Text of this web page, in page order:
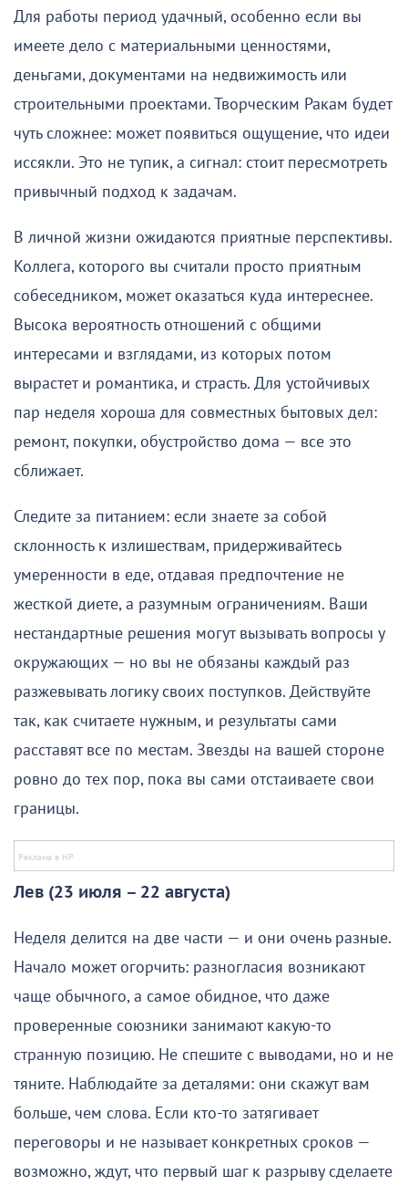
Для работы период удачный, особенно если вы
имеете дело с материальными ценностями,
деньгами, документами на недвижимость или
строительными проектами. Творческим Ракам будет
чуть сложнее: может появиться ощущение, что идеи
иссякли. Это не тупик, а сигнал: стоит пересмотреть
привычный подход к задачам.
В личной жизни ожидаются приятные перспективы.
Коллега, которого вы считали просто приятным
собеседником, может оказаться куда интереснее.
Высока вероятность отношений с общими
интересами и взглядами, из которых потом
вырастет и романтика, и страсть. Для устойчивых
пар неделя хороша для совместных бытовых дел:
ремонт, покупки, обустройство дома — все это
сближает.
Следите за питанием: если знаете за собой
склонность к излишествам, придерживайтесь
умеренности в еде, отдавая предпочтение не
жесткой диете, а разумным ограничениям. Ваши
нестандартные решения могут вызывать вопросы у
окружающих — но вы не обязаны каждый раз
разжевывать логику своих поступков. Действуйте
так, как считаете нужным, и результаты сами
расставят все по местам. Звезды на вашей стороне
ровно до тех пор, пока вы сами отстаиваете свои
границы.
Лев (23 июля – 22 августа)
Неделя делится на две части — и они очень разные.
Начало может огорчить: разногласия возникают
чаще обычного, а самое обидное, что даже
проверенные союзники занимают какую-то
странную позицию. Не спешите с выводами, но и не
тяните. Наблюдайте за деталями: они скажут вам
больше, чем слова. Если кто-то затягивает
переговоры и не называет конкретных сроков —
возможно, ждут, что первый шаг к разрыву сделаете